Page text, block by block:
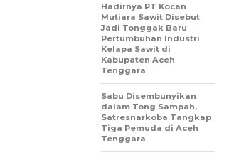
Hadirnya PT Kocan
Mutiara Sawit Disebut
Jadi Tonggak Baru
Pertumbuhan Industri
Kelapa Sawit di
Kabupaten Aceh
Tenggara
Sabu Disembunyikan
dalam Tong Sampah,
Satresnarkoba Tangkap
Tiga Pemuda di Aceh
Tenggara